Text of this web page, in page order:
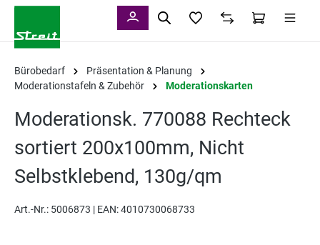
Bürobedarf
Präsentation & Planung
Moderationstafeln & Zubehör
Moderationskarten
Moderationsk. 770088 Rechteck
sortiert 200x100mm, Nicht
Selbstklebend, 130g/qm
Art.-Nr.: 5006873 | EAN: 4010730068733